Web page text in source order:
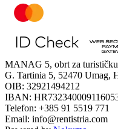
MANAG 5, obrt za
G. Tartinia 5, 52470 Umag,
OIB: 32921494212
IBAN:
Telefon: +385 91 5519 771
Email: info@rentistria.com